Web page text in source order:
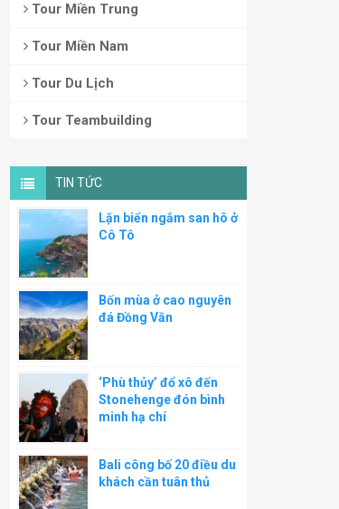
Tour Miền Trung
Tour Miền Nam
Tour Du Lịch
Tour Teambuilding
TIN TỨC
Lặn biển ngắm san hô ở
Cô Tô
Bốn mùa ở cao nguyên
đá Đồng Văn
‘Phù thủy’ đổ xô đến
Stonehenge đón bình
minh hạ chí
Bali công bố 20 điều du
khách cần tuân thủ